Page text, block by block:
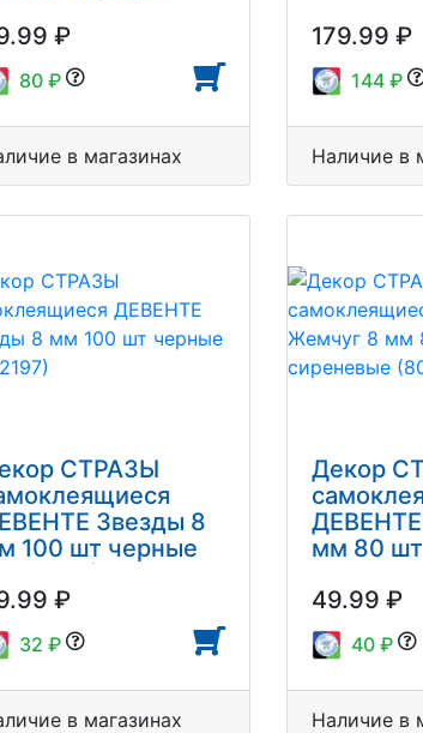
₽
80 ₽
в магазинах
179.99 ₽
144 ₽
Наличие в
СТРАЗЫ
Звезды 8
100 шт черные
₽
32 ₽
в магазинах
Декор
мм 80 шт
(8002205)
49.99 ₽
40 ₽
Наличие в